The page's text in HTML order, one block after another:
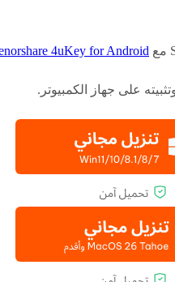
4uKey for Android
على جهاز الكمبيوتر.